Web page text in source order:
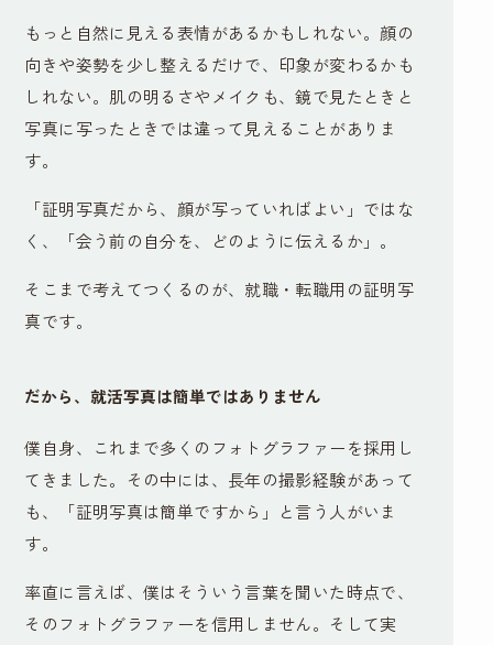
もっと自然に見える表情があるかもしれない。顔の
向きや姿勢を少し整えるだけで、印象が変わるかも
しれない。肌の明るさやメイクも、鏡で見たときと
写真に写ったときでは違って見えることがありま
す。
「証明写真だから、顔が写っていればよい」ではな
く、「会う前の自分を、どのように伝えるか」。
そこまで考えてつくるのが、就職・転職用の証明写
真です。
だから、就活写真は簡単ではありません
僕自身、これまで多くのフォトグラファーを採用し
てきました。その中には、長年の撮影経験があって
も、「証明写真は簡単ですから」と言う人がいま
す。
率直に言えば、僕はそういう言葉を聞いた時点で、
そのフォトグラファーを信用しません。そして実